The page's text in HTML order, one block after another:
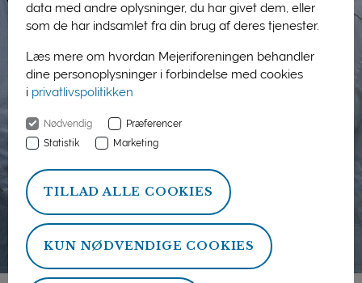
data med andre oplysninger, du har givet dem, eller
som de har indsamlet fra din brug af deres tjenester.
Læs mere om hvordan Mejeriforeningen behandler
dine personoplysninger i forbindelse med cookies
i privatlivspolitikken
Nødvendig
Præferencer
Statistik
Marketing
TILLAD ALLE COOKIES
KUN NØDVENDIGE COOKIES